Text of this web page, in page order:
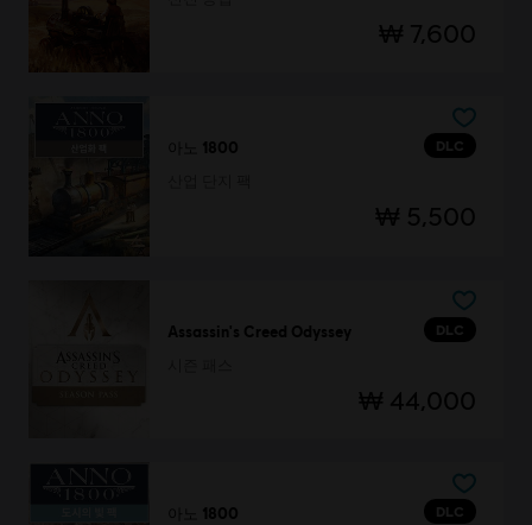
₩ 7,600
DLC
아노 1800
₩ 5,500
DLC
Assassin's Creed Odyssey
₩ 44,000
DLC
아노 1800